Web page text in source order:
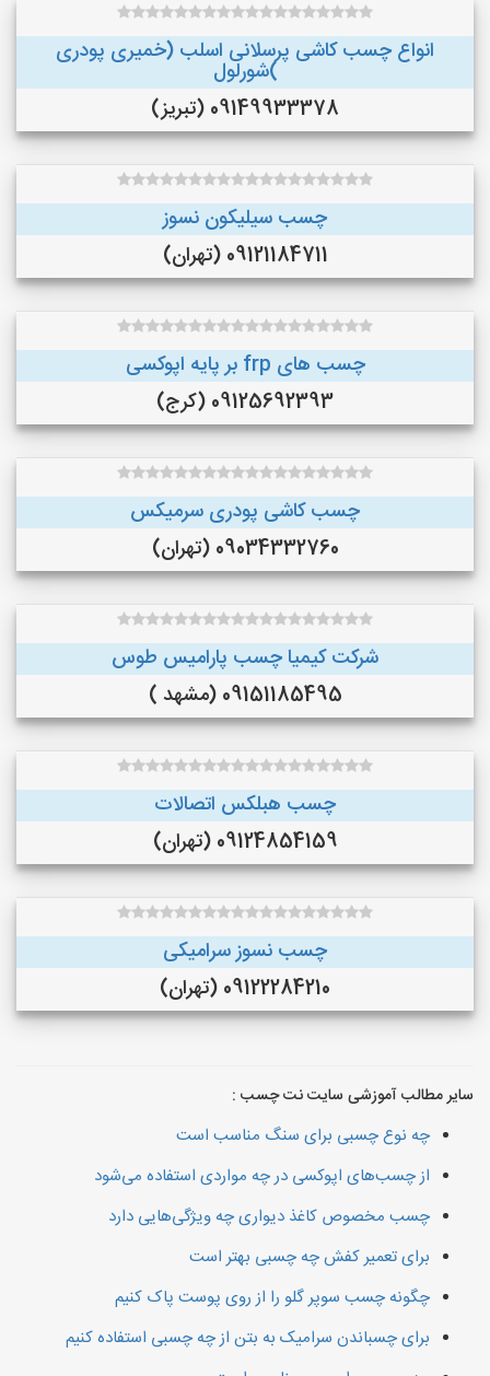
انواع چسب کاشی پرسلانی اسلب (خمیری پودری
)شورلول
09149933378 (تبریز)
چسب سیلیکون نسوز
09121184711 (تهران)
چسب های frp بر پایه اپوکسی
09125692393 (کرج)
چسب کاشی پودری سرمیکس
09034332760 (تهران)
شرکت کیمیا چسب پارامیس طوس
09151185495 (مشهد )
چسب هبلکس اتصالات
09124854159 (تهران)
چسب نسوز سرامیکی
09122284210 (تهران)
سایر مطالب آموزشی سایت نت چسب :
چه نوع چسبی برای سنگ مناسب است
از چسب‌های اپوکسی در چه مواردی استفاده می‌شود
چسب مخصوص کاغذ دیواری چه ویژگی‌هایی دارد
برای تعمیر کفش چه چسبی بهتر است
چگونه چسب سوپر گلو را از روی پوست پاک کنیم
برای چسباندن سرامیک به بتن از چه چسبی استفاده کنیم